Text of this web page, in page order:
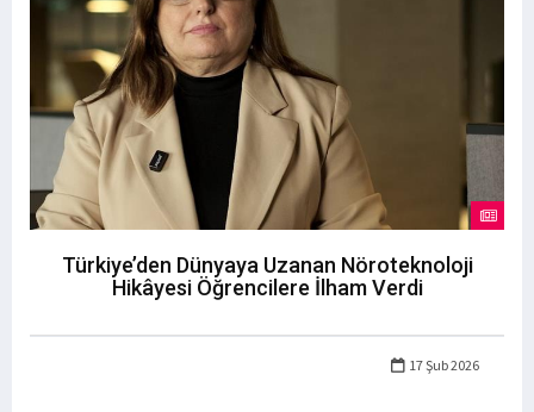
Türkiye’den Dünyaya Uzanan Nöroteknoloji
Hikâyesi Öğrencilere İlham Verdi
17 Şub 2026